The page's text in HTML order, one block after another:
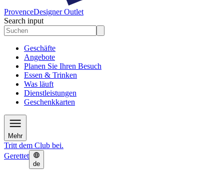
ProvenceDesigner Outlet
Search input
Geschäfte
Angebote
Planen Sie Ihren Besuch
Essen & Trinken
Was läuft
Dienstleistungen
Geschenkkarten
Mehr
Tritt dem Club bei.
Gerettet
de